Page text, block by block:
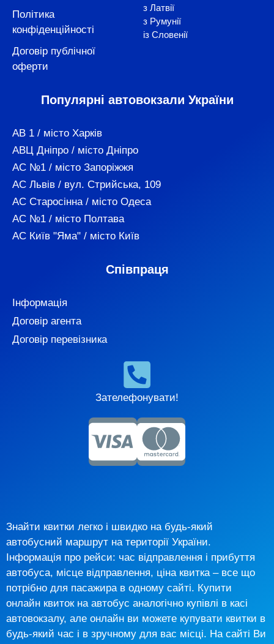
Політика
конфіденційності
Договір публічної
оферти
з Латвії
з Румунії
із Словенії
Популярні автовокзали України
АВ 1 / місто Харків
АВЦ Дніпро / місто Дніпро
АС №1 / місто Запоріжжя
АС Львів / вул. Стрийська, 109
АС Старосінна / місто Одеса
АС №1 / місто Полтава
АС Київ "Яма" / місто Київ
Співпраця
Інформація
Договір агента
Договір перевізника
Зателефонувати!
Знайти квитки легко і швидко на будь-який
автобусний маршрут на території України.
Інформація про рейси: час відправлення і прибуття
автобуса, місце відправлення, ціна квитка – все що
потрібно для пасажира в одному сайті. Купити
онлайн квиток на автобус аналогічно купівлі в касі
автовокзалу, але онлайн ви можете купувати квитки в
будь-який час і в зручному для вас місці. На сайті Ви